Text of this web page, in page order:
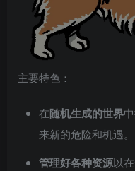
主要特色：
在随机生成的世界
来新的危险和机遇。
管理好各种资源以